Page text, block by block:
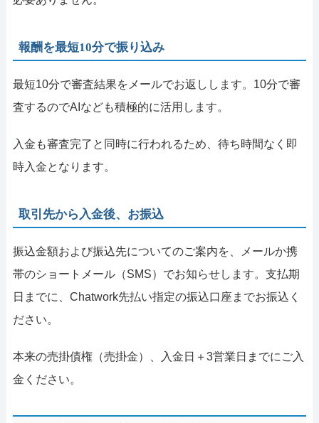
報酬を最短10分で振り込み
最短10分で審査結果をメールでお返しします。10分で審
査するのでAIなども積極的に活用します。
入金も審査完了と同時に行われるため、待ち時間なく即
時入金となります。
取引先から入金後、お振込
振込金額および振込先についてのご案内を、メールか携
帯のショートメール（SMS）でお知らせします。支払期
日までに、Chatwork先払い指定の振込口座までお振込く
ださい。
本来の売掛債権（売掛金）、入金日＋3営業日までにご入
金ください。